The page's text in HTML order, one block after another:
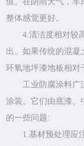
整体感觉更好。
4.清洁度相对较高
出。如果传统的混凝
环氧地坪漆地板相对
工业防腐涂料广泛
涂装。它们由底漆、
的一些问题:
1.基材预处理应注